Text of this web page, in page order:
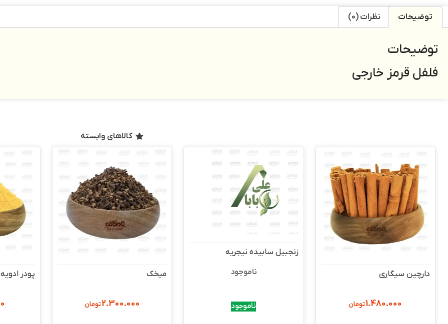
توضیحات نظرات (0)
توضیحات
فلفل قرمز خارجی
کالاهای وابسته
دارچین سیگاری
1.480.000تومان
زنجبیل سابیده نیجریه
ناموجود
ناموجود
میخک
2.300.000تومان
پودر